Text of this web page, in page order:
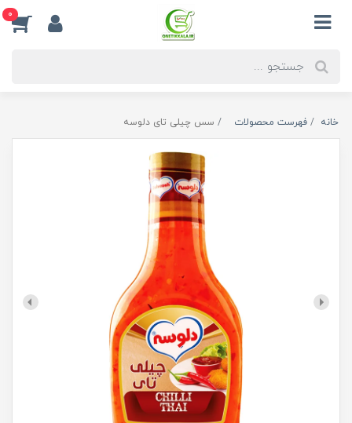
0
خانه فهرست محصولات سس چیلی تای دلوسه